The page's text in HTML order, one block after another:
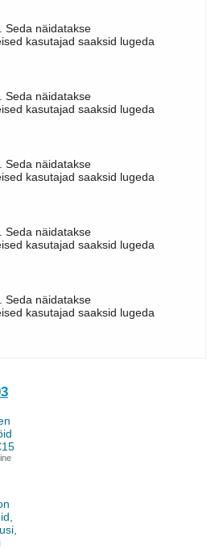
Seda näidatakse
kasutajad saaksid lugeda
Seda näidatakse
kasutajad saaksid lugeda
Seda näidatakse
kasutajad saaksid lugeda
Seda näidatakse
kasutajad saaksid lugeda
Seda näidatakse
kasutajad saaksid lugeda